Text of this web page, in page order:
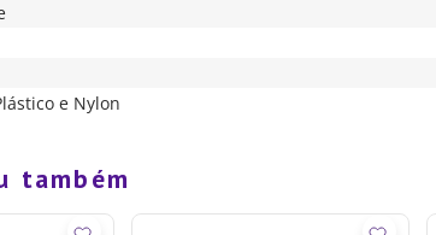
e Nylon
também